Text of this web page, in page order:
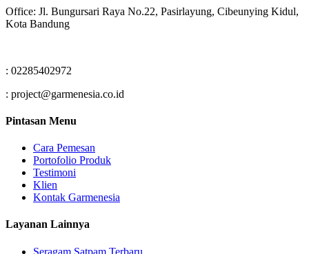
Office: Jl. Bungursari Raya No.22, Pasirlayung, Cibeunying Kidul,
Kota Bandung
: 02285402972
: project@garmenesia.co.id
Pintasan Menu
Cara Pemesan
Portofolio Produk
Testimoni
Klien
Kontak Garmenesia
Layanan Lainnya
Seragam Satpam Terbaru